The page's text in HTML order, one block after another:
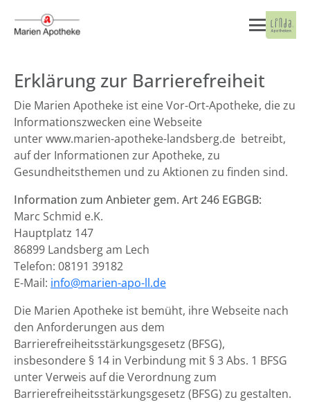
Erklärung zur Barrierefreiheit
Die Marien Apotheke ist eine Vor-Ort-Apotheke, die zu
Informationszwecken eine Webseite
unter www.marien-apotheke-landsberg.de betreibt,
auf der Informationen zur Apotheke, zu
Gesundheitsthemen und zu Aktionen zu finden sind.
Information zum Anbieter gem. Art 246 EGBGB:
Marc Schmid e.K.
Hauptplatz 147
86899 Landsberg am Lech
Telefon: 08191 39182
E-Mail: info@marien-apo-ll.de
Die Marien Apotheke ist bemüht, ihre Webseite nach
den Anforderungen aus dem
Barrierefreiheitsstärkungsgesetz (BFSG),
insbesondere § 14 in Verbindung mit § 3 Abs. 1 BFSG
unter Verweis auf die Verordnung zum
Barrierefreiheitsstärkungsgesetz (BFSG) zu gestalten.